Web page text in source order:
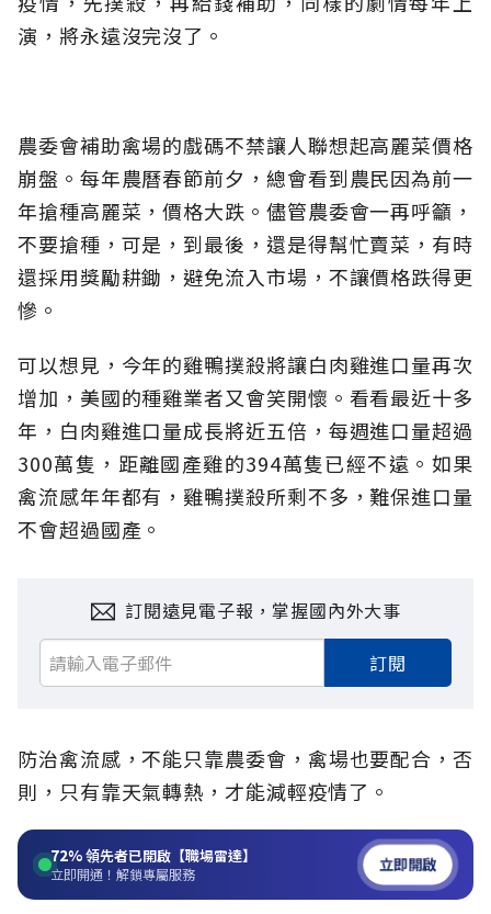
演，將永遠沒完沒了。
農委會補助禽場的戲碼不禁讓人聯想起高麗菜價格
崩盤。每年農曆春節前夕，總會看到農民因為前一
年搶種高麗菜，價格大跌。儘管農委會一再呼籲，
不要搶種，可是，到最後，還是得幫忙賣菜，有時
還採用獎勵耕鋤，避免流入市場，不讓價格跌得更
慘。
可以想見，今年的雞鴨撲殺將讓白肉雞進口量再次
增加，美國的種雞業者又會笑開懷。看看最近十多
年，白肉雞進口量成長將近五倍，每週進口量超過
300萬隻，距離國產雞的394萬隻已經不遠。如果
禽流感年年都有，雞鴨撲殺所剩不多，難保進口量
不會超過國產。
訂閱遠見電子報，掌握國內外大事
訂閱
防治禽流感，不能只靠農委會，禽場也要配合，否
則，只有靠天氣轉熱，才能減輕疫情了。
72%領先者已開啟【職場雷達】
立即開通！解鎖專屬服務 立即開啟